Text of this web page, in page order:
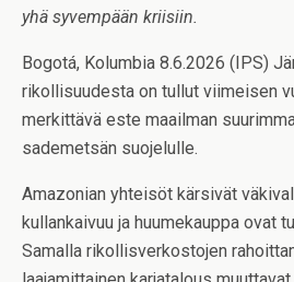
yhä syvempään kriisiin.
Bogotá, Kolumbia 8.6.2026 (IPS)
rikollisuudesta on tullut viimeisen
merkittävä este maailman
sademetsän suojelulle.
Amazonian yhteisöt kärsivät
kullankaivuu ja huumekauppa ovat
Samalla rikollisverkostojen